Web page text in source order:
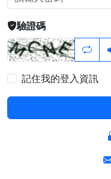
驗證碼
記住我的登入資訊